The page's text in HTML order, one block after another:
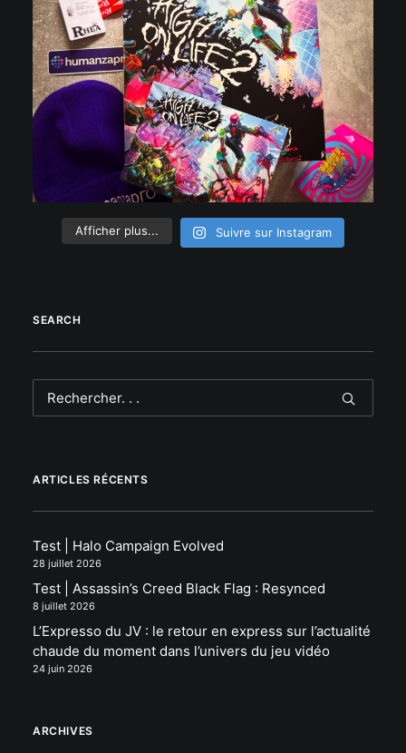
Afficher plus... Suivre sur Instagram
SEARCH
ARTICLES RÉCENTS
Test | Halo Campaign Evolved
28 juillet 2026
Test | Assassin’s Creed Black Flag : Resynced
8 juillet 2026
L’Expresso du JV : le retour en express sur l’actualité
chaude du moment dans l’univers du jeu vidéo
24 juin 2026
ARCHIVES